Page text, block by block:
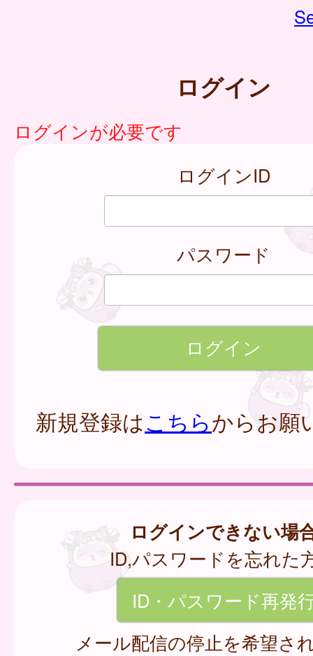
ログイン
ログインが必要です
ログインID
パスワード
新規登録はこちらからお願
ログインできない場
ID,パスワードを忘れた
ID・パスワード再発
メール配信の停止を希望さ